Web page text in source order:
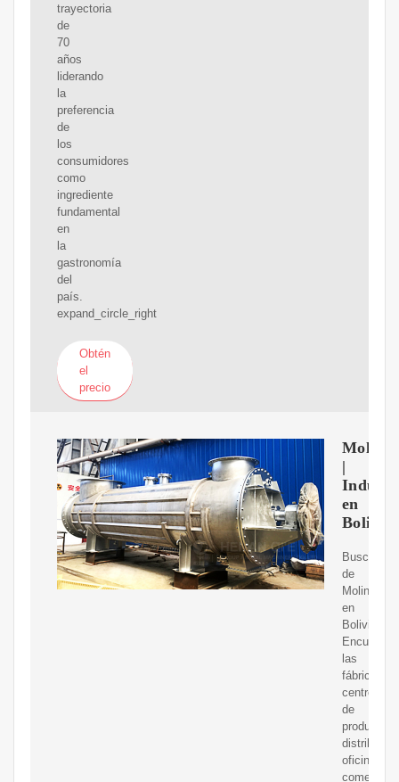
trayectoria
de
70
años
liderando
la
preferencia
de
los
consumidores
como
ingrediente
fundamental
en
la
gastronomía
del
país.
expand_circle_right
Obtén
el
precio
|
en
Bolivia
Buscador
de
Molinos
en
Bolivia.
Encuentra
las
fábricas,
centros
de
oficinas